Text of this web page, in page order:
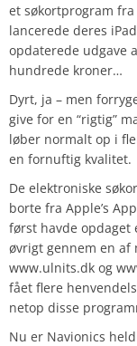
et søkortprogram
lancerede deres
opdaterede udgave
hundrede kroner…
Dyrt, ja – men
give for en “rigtig”
løber normalt op i
en fornuftig kvalitet.
De elektroniske
borte fra Apple’s
først havde opdaget
øvrigt gennem en af
www.ulnits.dk og
fået flere
netop disse
Nu er Navionics